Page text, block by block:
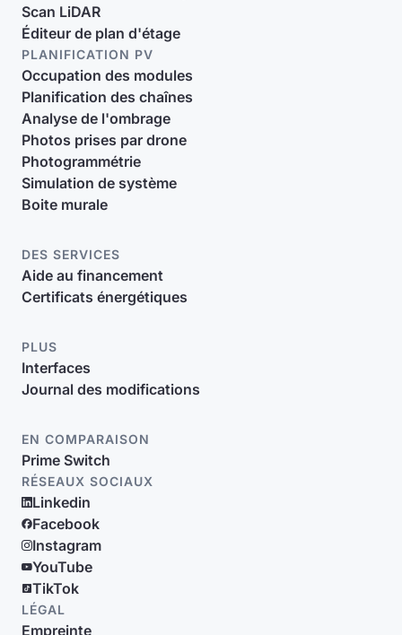
Scan LiDAR
Éditeur de plan d'étage
PLANIFICATION PV
Occupation des modules
Planification des chaînes
Analyse de l'ombrage
Photos prises par drone
Photogrammétrie
Simulation de système
Boite murale
DES SERVICES
Aide au financement
Certificats énergétiques
PLUS
Interfaces
Journal des modifications
EN COMPARAISON
Prime Switch
RÉSEAUX SOCIAUX
Linkedin
Facebook
Instagram
YouTube
TikTok
LÉGAL
Empreinte